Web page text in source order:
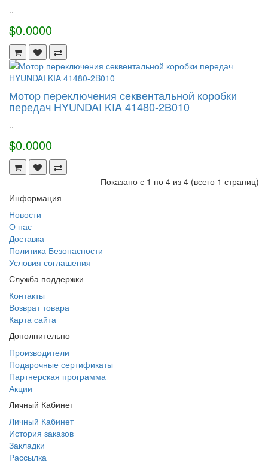
..
$0.0000
Мотор переключения секвентальной коробки
передач HYUNDAI KIA 41480-2B010
..
$0.0000
Показано с 1 по 4 из 4 (всего 1 страниц)
Информация
Новости
О нас
Доставка
Политика Безопасности
Условия соглашения
Служба поддержки
Контакты
Возврат товара
Карта сайта
Дополнительно
Производители
Подарочные сертификаты
Партнерская программа
Акции
Личный Кабинет
Личный Кабинет
История заказов
Закладки
Рассылка